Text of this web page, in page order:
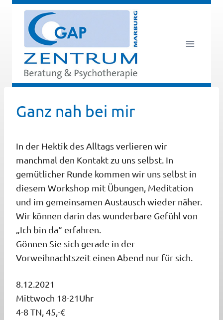
Zum
springen
Ganz nah bei mir
In der Hektik des Alltags verlieren wir
manchmal den Kontakt zu uns selbst. In
gemütlicher Runde kommen wir uns selbst in
diesem Workshop mit Übungen, Meditation
und im gemeinsamen Austausch wieder näher.
Wir können darin das wunderbare Gefühl von
„Ich bin da“ erfahren.
Gönnen Sie sich gerade in der
Vorweihnachtszeit einen Abend nur für sich.
8.12.2021
Mittwoch 18-21Uhr
4-8 TN, 45,-€